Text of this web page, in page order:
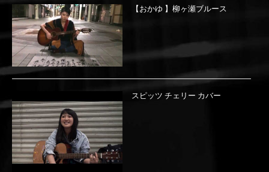
【おかゆ 】柳ヶ瀬ブルース
スピッツ チェリー カバー